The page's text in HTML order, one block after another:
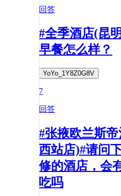
回答
#全季酒店(昆
早餐怎么样？
YoYo_1Y8Z0G8V
7
回答
#张掖欧兰斯
西站店)#请问
修的酒店，会
吃吗